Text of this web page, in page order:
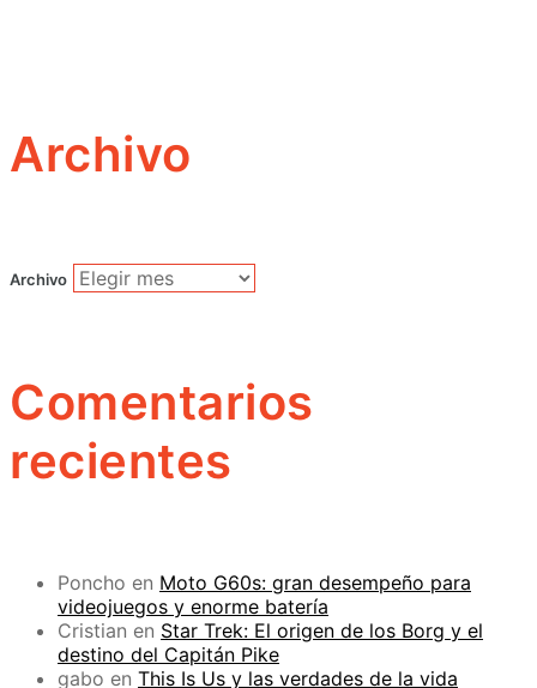
Archivo
Archivo
Comentarios
recientes
Poncho en Moto G60s: gran desempeño para
videojuegos y enorme batería
Cristian en Star Trek: El origen de los Borg y el
destino del Capitán Pike
gabo en This Is Us y las verdades de la vida